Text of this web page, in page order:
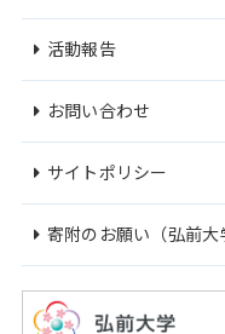
活動報告
お問い合わせ
サイトポリシー
寄附のお願い（弘前大